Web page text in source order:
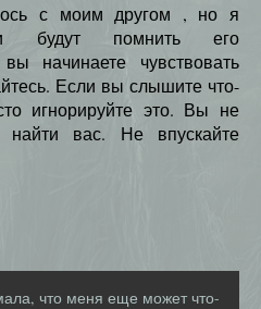
с моим другом , но я
будут помнить его
начинаете чувствовать
Если вы слышите что-
игнорируйте это. Вы не
найти вас. Не впускайте
что меня еще может что-